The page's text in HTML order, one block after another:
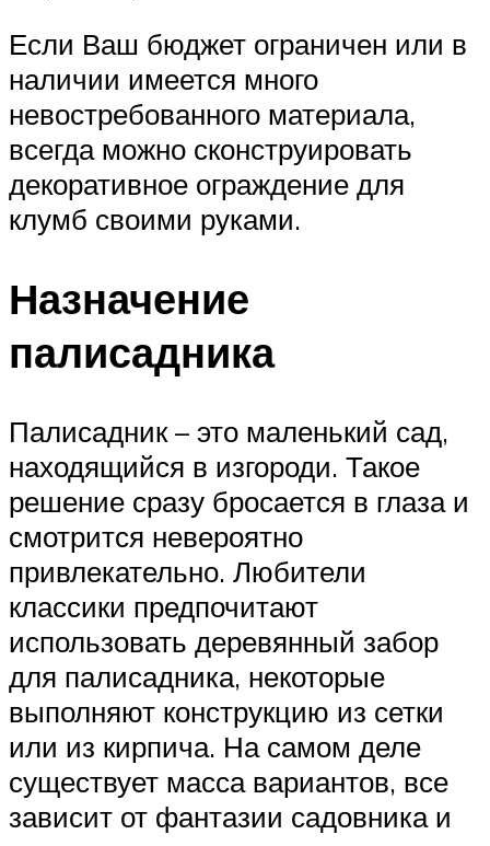
Если Ваш бюджет ограничен или в
наличии имеется много
невостребованного материала,
всегда можно сконструировать
декоративное ограждение для
клумб своими руками.
Назначение
палисадника
Палисадник – это маленький сад,
находящийся в изгороди. Такое
решение сразу бросается в глаза и
смотрится невероятно
привлекательно. Любители
классики предпочитают
использовать деревянный забор
для палисадника, некоторые
выполняют конструкцию из сетки
или из кирпича. На самом деле
существует масса вариантов, все
зависит от фантазии садовника и